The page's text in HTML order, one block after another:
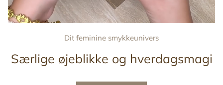
Dit feminine smykkeunivers
Særlige øjeblikke og hverdagsmagi